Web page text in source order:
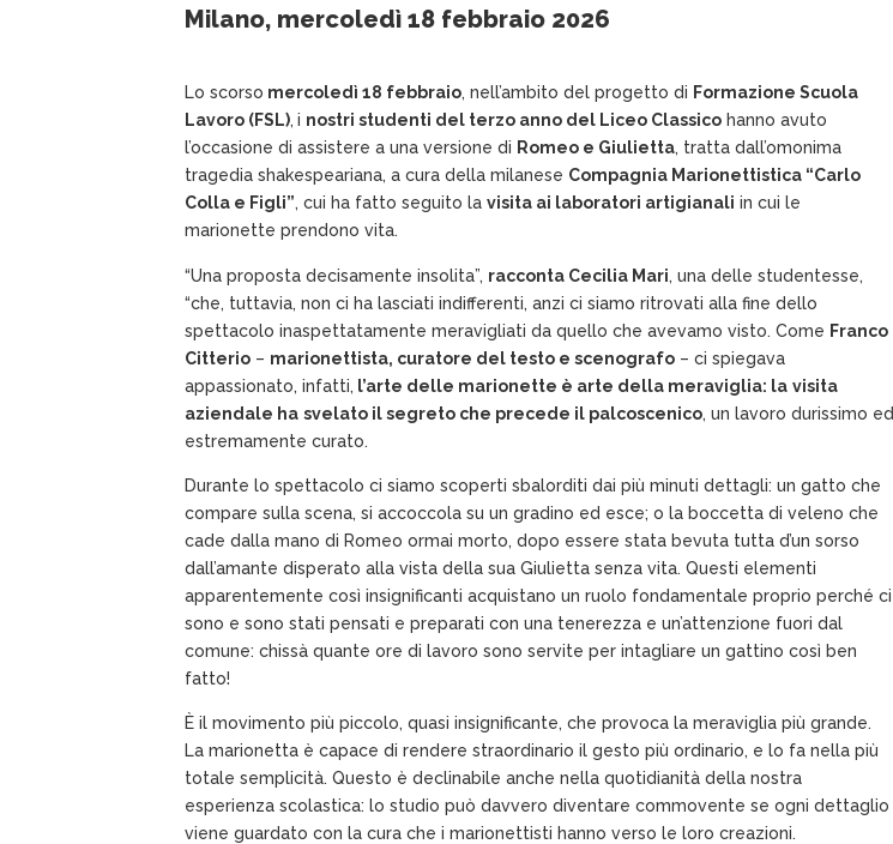
Milano, mercoledì 18 febbraio 2026
Lo scorso mercoledì 18 febbraio, nell’ambito del progetto di Formazione Scuola
Lavoro (FSL), i nostri studenti del terzo anno del Liceo Classico hanno avuto
l’occasione di assistere a una versione di Romeo e Giulietta, tratta dall’omonima
tragedia shakespeariana, a cura della milanese Compagnia Marionettistica “Carlo
Colla e Figli”, cui ha fatto seguito lavisita ai laboratori artigianali in cui le
marionette prendono vita.
“Una proposta decisamente insolita”, racconta Cecilia Mari, una delle studentesse,
“che, tuttavia, non ci ha lasciati indifferenti, anzi ci siamo ritrovati alla fine dello
spettacolo inaspettatamente meravigliati da quello che avevamo visto. Come Franco
Citterio – marionettista, curatore del testo e scenografo – ci spiegava
appassionato, infatti, l’arte delle marionette è arte della meraviglia: la visita
aziendale ha svelato il segreto che precede il palcoscenico, un lavoro durissimo ed
estremamente curato.
Durante lo spettacolo ci siamo scoperti sbalorditi dai più minuti dettagli: un gatto che
compare sulla scena, si accoccola su un gradino ed esce; o la boccetta di veleno che
cade dalla mano di Romeo ormai morto, dopo essere stata bevuta tutta d’un sorso
dall’amante disperato alla vista della sua Giulietta senza vita. Questi elementi
apparentemente così insignificanti acquistano un ruolo fondamentale proprio perché ci
sono e sono stati pensati e preparati con una tenerezza e un’attenzione fuori dal
comune: chissà quante ore di lavoro sono servite per intagliare un gattino così ben
fatto!
È il movimento più piccolo, quasi insignificante, che provoca la meraviglia più grande.
La marionetta è capace di rendere straordinario il gesto più ordinario, e lo fa nella più
totale semplicità.Questo è declinabile anche nella quotidianità della nostra
esperienza scolastica: lo studio può davvero diventare commovente se ogni dettaglio
viene guardato con la cura che i marionettisti hanno verso le loro creazioni.